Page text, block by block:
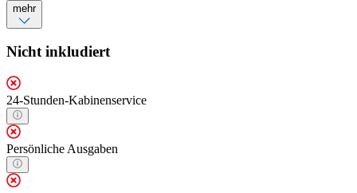
mehr
Nicht inkludiert
24-Stunden-Kabinenservice
Persönliche Ausgaben